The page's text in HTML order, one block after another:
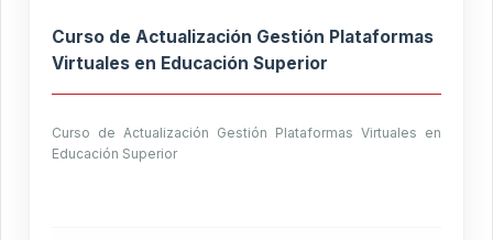
Curso de Actualización Gestión Plataformas
Virtuales en Educación Superior
Curso de Actualización Gestión Plataformas Virtuales en
Educación Superior